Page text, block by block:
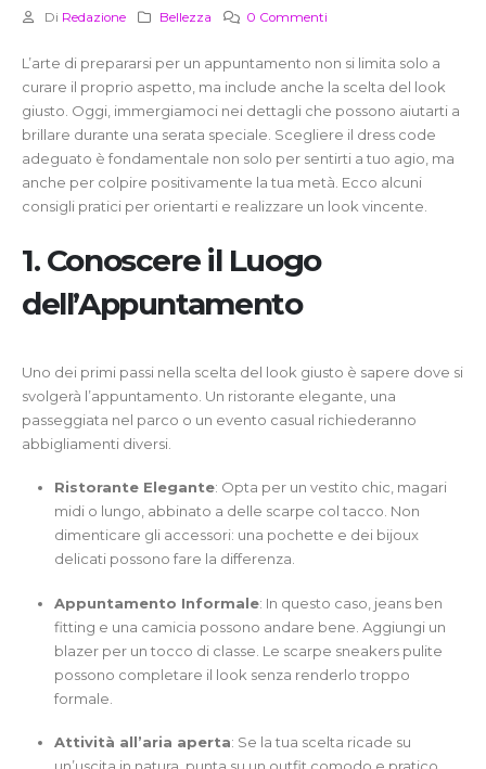
Di Redazione Bellezza 0 Commenti
L’arte di prepararsi per un appuntamento non si limita solo a
curare il proprio aspetto, ma include anche la scelta del look
giusto. Oggi, immergiamoci nei dettagli che possono aiutarti a
brillare durante una serata speciale. Scegliere il dress code
adeguato è fondamentale non solo per sentirti a tuo agio, ma
anche per colpire positivamente la tua metà. Ecco alcuni
consigli pratici per orientarti e realizzare un look vincente.
1. Conoscere il Luogo
dell’Appuntamento
Uno dei primi passi nella scelta del look giusto è sapere dove si
svolgerà l’appuntamento. Un ristorante elegante, una
passeggiata nel parco o un evento casual richiederanno
abbigliamenti diversi.
Ristorante Elegante: Opta per un vestito chic, magari
midi o lungo, abbinato a delle scarpe col tacco. Non
dimenticare gli accessori: una pochette e dei bijoux
delicati possono fare la differenza.
Appuntamento Informale: In questo caso, jeans ben
fitting e una camicia possono andare bene. Aggiungi un
blazer per un tocco di classe. Le scarpe sneakers pulite
possono completare il look senza renderlo troppo
formale.
Attività all’aria aperta: Se la tua scelta ricade su